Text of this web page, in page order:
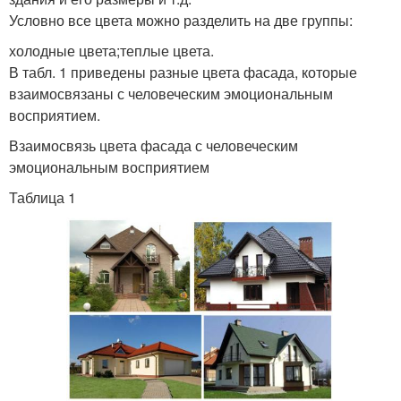
Условно все цвета можно разделить на две группы:
холодные цвета;теплые цвета.
В табл. 1 приведены разные цвета фасада, которые
взаимосвязаны с человеческим эмоциональным
восприятием.
Взаимосвязь цвета фасада с человеческим
эмоциональным восприятием
Таблица 1